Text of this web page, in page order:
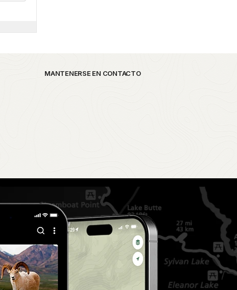
MANTENERSE EN CONTACTO